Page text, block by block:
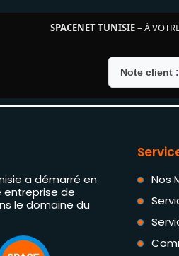
SPACENET TUNISIE– À
Note client :
a démarré en
entreprise de
le domaine du
Nos